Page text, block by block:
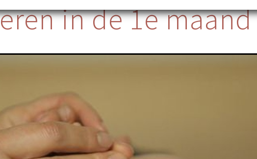
in de 1e maand